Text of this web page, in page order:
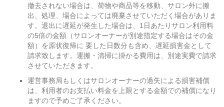
撤去されない場合は、荷物や商品等を移動、サロン外に搬
出、処理、場合によっては廃棄させていただく場合がありま
す。退出に遅延が発生した場合は、1日あたりサロン利用料
の5倍の金額（サロンオーナーが別途指定する場合はその金
額）を原状復帰に 要した日数分も含め、遅延損害金として
請求致します。運搬・清掃に掛かる費用は、別途実費で請求
させていただきます。
運営事務局もしくはサロンオーナーの過失による損害補償
は、利用者のお支払い料金を上限とする金額での補償になり
ますので予めご了承ください。